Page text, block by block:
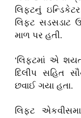
લિફ્ટનું
લિફ્ટ સડસડાટ
માળ પર હતી.
‘લિફ્ટમાં એ
દિલીપ સહિત
છવાઈ ગયા હતા.
લિફ્ટ